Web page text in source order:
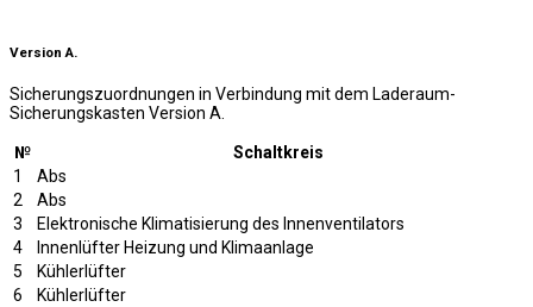
Version A.
Sicherungszuordnungen in Verbindung mit dem Laderaum-
Sicherungskasten Version A.
№
Schaltkreis
1
Abs
2
Abs
3
Elektronische Klimatisierung des Innenventilators
4
Innenlüfter Heizung und Klimaanlage
5
Kühlerlüfter
6
Kühlerlüfter